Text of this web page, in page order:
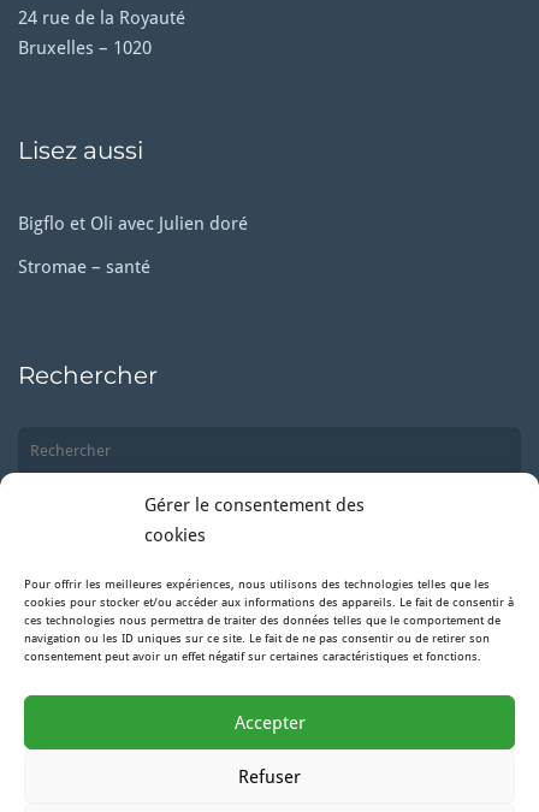
Gérer le consentement des
cookies
Pour offrir les meilleures expériences, nous utilisons des technologies telles que les
cookies pour stocker et/ou accéder aux informations des appareils. Le fait de consentir à
ces technologies nous permettra de traiter des données telles que le comportement de
navigation ou les ID uniques sur ce site. Le fait de ne pas consentir ou de retirer son
consentement peut avoir un effet négatif sur certaines caractéristiques et fonctions.
Accepter
Refuser
24 rue de la Royauté
Bruxelles – 1020
Lisez aussi
Bigflo et Oli avec Julien doré
Stromae – santé
Rechercher
Suivez-nous